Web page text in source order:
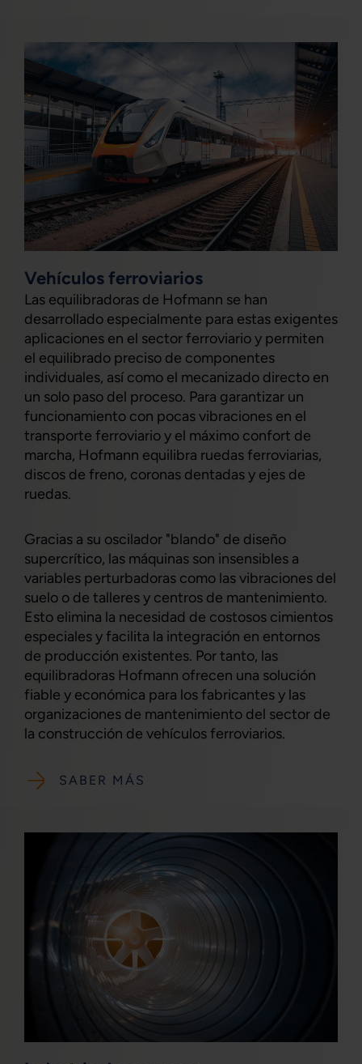
Vehículos ferroviarios
Las equilibradoras de Hofmann se han
desarrollado especialmente para estas exigentes
aplicaciones en el sector ferroviario y permiten
el equilibrado preciso de componentes
individuales, así como el mecanizado directo en
un solo paso del proceso. Para garantizar un
funcionamiento con pocas vibraciones en el
transporte ferroviario y el máximo confort de
marcha, Hofmann equilibra ruedas ferroviarias,
discos de freno, coronas dentadas y ejes de
ruedas.
Gracias a su oscilador "blando" de diseño
supercrítico, las máquinas son insensibles a
variables perturbadoras como las vibraciones del
suelo o de talleres y centros de mantenimiento.
Esto elimina la necesidad de costosos cimientos
especiales y facilita la integración en entornos
de producción existentes. Por tanto, las
equilibradoras Hofmann ofrecen una solución
fiable y económica para los fabricantes y las
organizaciones de mantenimiento del sector de
la construcción de vehículos ferroviarios.
SABER MÁS